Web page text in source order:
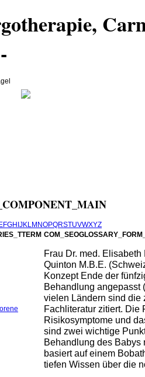
EFGH JKLM NOPQRSTUVWXYZ
Frau Dr. med.
Quinton M.B.E.
Konzept Ende der
Behandlung angepasst
vielen Ländern sind die
Fachliteratur zitiert. Die
Risikosymptome und
sind zwei wichtige
Behandlung des Babys
basiert auf einem
tiefen Wissen über die